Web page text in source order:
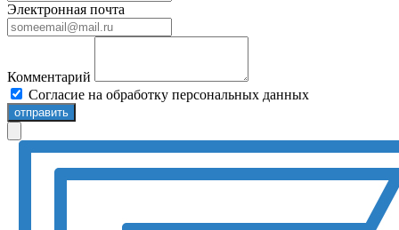
Электронная почта
Комментарий
Согласие на обработку персональных данных
отправить